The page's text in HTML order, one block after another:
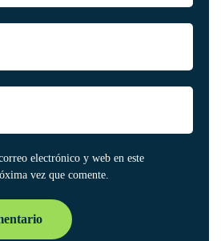
electrónico y web en este
vez que comente.